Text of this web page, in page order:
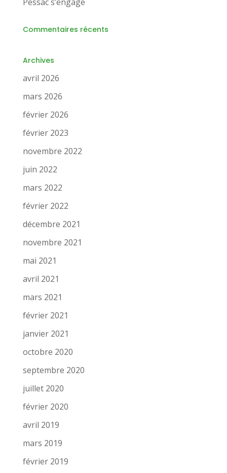
Commentaires récents
Archives
avril 2026
mars 2026
février 2026
février 2023
novembre 2022
juin 2022
mars 2022
février 2022
décembre 2021
novembre 2021
mai 2021
avril 2021
mars 2021
février 2021
janvier 2021
octobre 2020
septembre 2020
juillet 2020
février 2020
avril 2019
mars 2019
février 2019